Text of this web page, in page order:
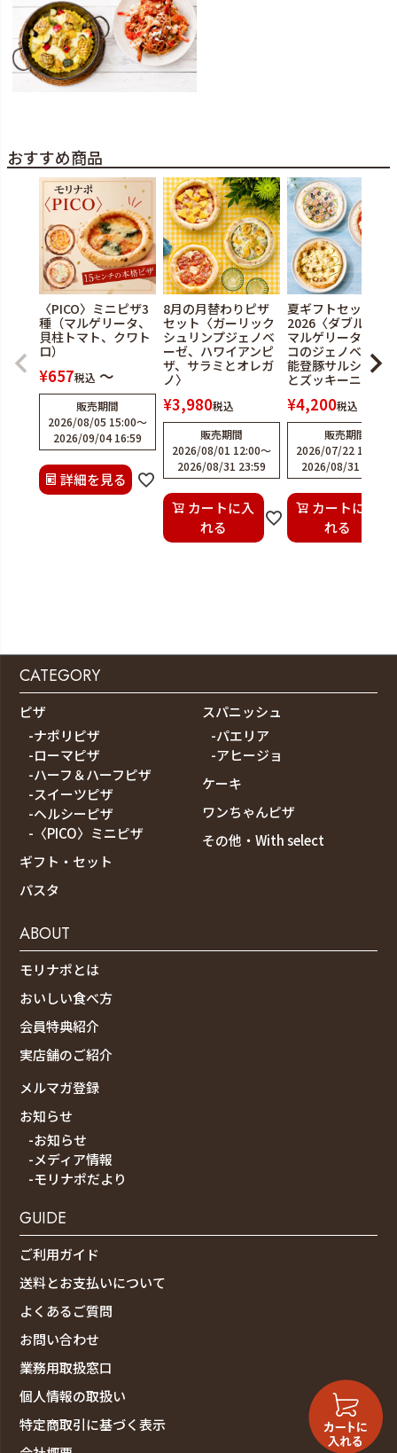
おすすめ商品
〈PICO〉ミニピザ3
種（マルゲリータ、
貝柱トマト、クワト
ロ）
¥657税込 〜
販売期間
2026/08/05 15:00〜
2026/09/04 16:59
詳細を見る
8月の月替わりピザ
セット〈ガーリック
シュリンプジェノベ
ーゼ、ハワイアンピ
ザ、サラミとオレガ
ノ〉
¥3,980税込
販売期間
2026/08/01 12:00〜
2026/08/31 23:59
カートに入
れる
夏ギフトセット
2026〈ダブルチー
マルゲリータ、水
コのジェノベーゼ
能登豚サルシッチ
とズッキーニ〉
¥4,200税込
販売期間
2026/07/22 12:00
2026/08/31 23:59
カートに入
れる
CATEGORY
ピザ
-ナポリピザ
-ローマピザ
-ハーフ＆ハーフピザ
-スイーツピザ
-ヘルシーピザ
-〈PICO〉ミニピザ
ギフト・セット
パスタ
スパニッシュ
-パエリア
-アヒージョ
ケーキ
ワンちゃんピザ
その他・With select
ABOUT
モリナポとは
おいしい食べ方
会員特典紹介
実店舗のご紹介
メルマガ登録
お知らせ
-お知らせ
-メディア情報
-モリナポだより
GUIDE
ご利用ガイド
送料とお支払いについて
よくあるご質問
お問い合わせ
業務用取扱窓口
個人情報の取扱い
特定商取引に基づく表示